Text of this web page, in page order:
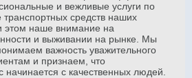
и вежливые услуги по
транспортных средств наших
этом наше внимание на
и выживании на рынке. Мы
важность уважительного
и признаем, что
начинается с качественных людей.